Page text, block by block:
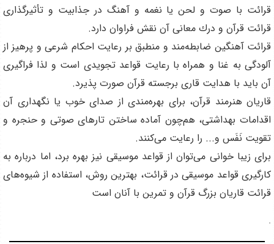
قرائت با صوت و لحن يا نغمه و آهنگ در جذابيت و تأثيرگذارى
قرائت قرآن و درك معانى آن نقش فراوان دارد.
قرائت آهنگين ضابطه‌مند و منطبق بر رعايت احكام شرعى و پرهيز از
آلودگى به غنا و همراه با رعايت قواعد تجويدى است و لذا فراگيرى
آن بايد با هدايت قارى برجسته قرآن صورت پذيرد.
قاريان هنرمند قرآن، براى بهره‌مندى از صداى خوب يا نگهدارى آن
اقدامات بهداشتى، هم‌چون آماده ساختن تارهاى صوتى و حنجره و
تقويت نَفَس و‌... را رعايت مى‌كنند.
براى زيبا خوانى مى‌توان از قواعد موسيقى نيز بهره برد، اما درباره به
كارگيرى قواعد موسيقى در قرائت، بهترين روش، استفاده از شيوه‌هاى
قرائت قاريان بزرگ قرآن و تمرين با آنان است
.